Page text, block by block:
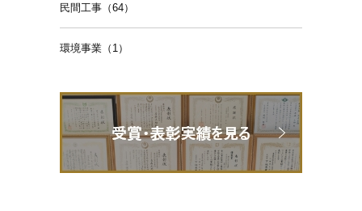
民間工事（64）
環境事業（1）